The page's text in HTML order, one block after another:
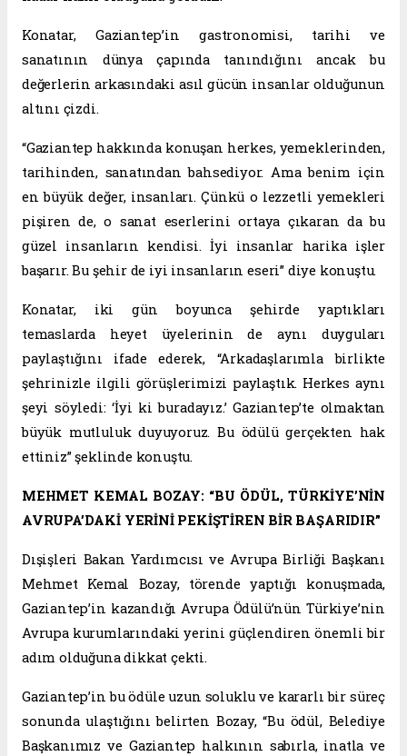
Konatar, Gaziantep’in gastronomisi, tarihi ve
sanatının dünya çapında tanındığını ancak bu
değerlerin arkasındaki asıl gücün insanlar olduğunun
altını çizdi.
“Gaziantep hakkında konuşan herkes, yemeklerinden,
tarihinden, sanatından bahsediyor. Ama benim için
en büyük değer, insanları. Çünkü o lezzetli yemekleri
pişiren de, o sanat eserlerini ortaya çıkaran da bu
güzel insanların kendisi. İyi insanlar harika işler
başarır. Bu şehir de iyi insanların eseri” diye konuştu.
Konatar, iki gün boyunca şehirde yaptıkları
temaslarda heyet üyelerinin de aynı duyguları
paylaştığını ifade ederek, “Arkadaşlarımla birlikte
şehrinizle ilgili görüşlerimizi paylaştık. Herkes aynı
şeyi söyledi: ‘İyi ki buradayız.’ Gaziantep’te olmaktan
büyük mutluluk duyuyoruz. Bu ödülü gerçekten hak
ettiniz” şeklinde konuştu.
MEHMET KEMAL BOZAY: “BU ÖDÜL, TÜRKİYE’NİN
AVRUPA’DAKİ YERİNİ PEKİŞTİREN BİR BAŞARIDIR”
Dışişleri Bakan Yardımcısı ve Avrupa Birliği Başkanı
Mehmet Kemal Bozay, törende yaptığı konuşmada,
Gaziantep’in kazandığı Avrupa Ödülü’nün Türkiye’nin
Avrupa kurumlarındaki yerini güçlendiren önemli bir
adım olduğuna dikkat çekti.
Gaziantep’in bu ödüle uzun soluklu ve kararlı bir süreç
sonunda ulaştığını belirten Bozay, “Bu ödül, Belediye
Başkanımız ve Gaziantep halkının sabırla, inatla ve